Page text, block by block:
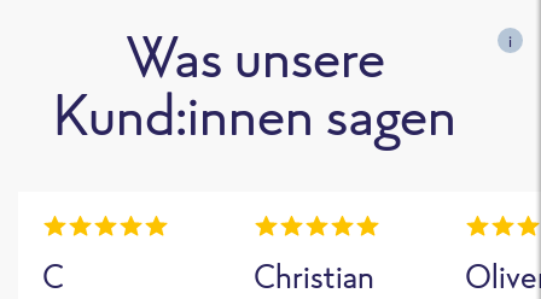
Was unsere
Kund:innen sagen
i
C Christian